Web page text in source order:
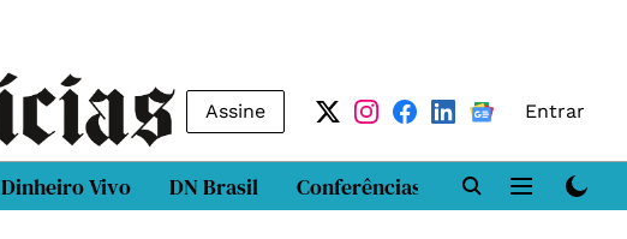
Assine Entrar
Dinheiro Vivo DN Brasil Conferências DN LAB